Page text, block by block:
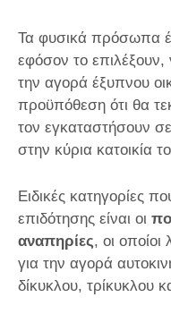
Τα φυσικά πρόσωπα
εφόσον το επιλέξουν,
την αγορά έξυπνου
προϋπόθεση ότι θα
τον εγκαταστήσουν
στην κύρια κατοικία
Ειδικές κατηγορίες
επιδότησης είναι οι
αναπηρίες, οι
για την αγορά
δίκυκλου, τρίκυκλου